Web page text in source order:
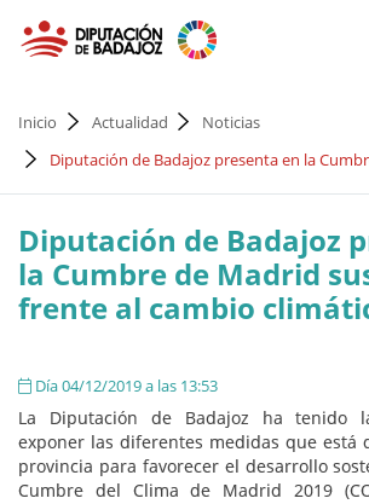
Inicio Actualidad
Noticias
Diputación de Badajoz presenta en la
Diputación de Badajoz
la Cumbre de Madrid
frente al cambio
Día 04/12/2019 a las 13:53
La Diputación de Badajoz ha tenido
exponer las diferentes medidas que está
provincia para favorecer el desarrollo
Cumbre del Clima de Madrid 2019